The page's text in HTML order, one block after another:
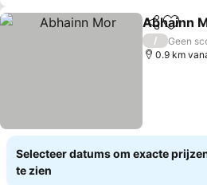
Delen
Abhainn
/
Geen
0.9 km
Selecteer datums om exacte
te zien